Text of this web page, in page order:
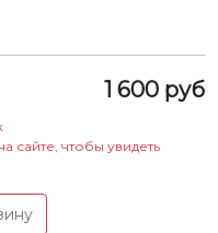
1 600 руб
сайте, чтобы увидеть